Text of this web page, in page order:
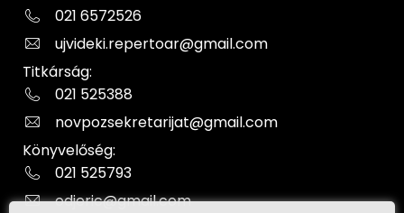
021 6572526
ujvideki.repertoar@gmail.com
Titkárság:
021 525388
novpozsekretarijat@gmail.com
Könyvelőség:
021 525793
odjeric@gmail.com